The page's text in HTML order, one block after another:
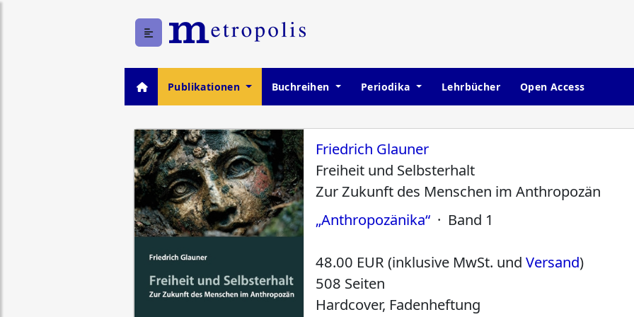
Publikationen Buchreihen Periodika Lehrbücher Open Access
Friedrich Glauner
Freiheit und Selbsterhalt
Zur Zukunft des Menschen im Anthropozän
„Anthropozänika“ · Band 1
48.00 EUR (inklusive MwSt. undVersand)
508 Seiten
Hardcover, Fadenheftung